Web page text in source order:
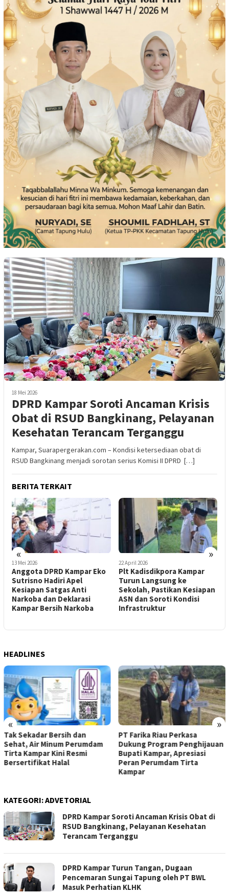
18 Mei 2026
DPRD Kampar Soroti Ancaman Krisis
Obat di RSUD Bangkinang, Pelayanan
Kesehatan Terancam Terganggu
Kampar, Suarapergerakan.com – Kondisi ketersediaan obat di
RSUD Bangkinang menjadi sorotan serius Komisi II DPRD […]
BERITA TERKAIT
« »
13 Mei 2026
Anggota DPRD Kampar Eko
Sutrisno Hadiri Apel
Kesiapan Satgas Anti
Narkoba dan Deklarasi
Kampar Bersih Narkoba
22 April 2026
Plt Kadisdikpora Kampar
Turun Langsung ke
Sekolah, Pastikan Kesiapan
ASN dan Soroti Kondisi
Infrastruktur
HEADLINES
« »
Tak Sekadar Bersih dan
Sehat, Air Minum Perumdam
Tirta Kampar Kini Resmi
Bersertifikat Halal
PT Farika Riau Perkasa
Dukung Program Penghijauan
Bupati Kampar, Apresiasi
Peran Perumdam Tirta
Kampar
KATEGORI:ADVETORIAL
DPRD Kampar Soroti Ancaman Krisis Obat di
RSUD Bangkinang, Pelayanan Kesehatan
Terancam Terganggu
DPRD Kampar Turun Tangan, Dugaan
Pencemaran Sungai Tapung oleh PT BWL
Masuk Perhatian KLHK